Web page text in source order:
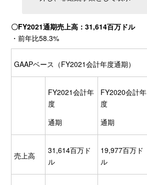
〇FY2021通期売上高：31,614百万ドル
・前年比58.3%
GAAPベース（FY2021会計年度通期）
FY2021会計年
度
通期
FY2020会計年
度
通期
売上高
31,614百万ド
ル
19,977百万ド
ル